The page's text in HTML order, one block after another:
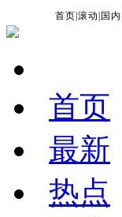
首页 |滚动 国内
首页
最新
热点